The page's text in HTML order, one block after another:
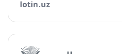
lotin.uz